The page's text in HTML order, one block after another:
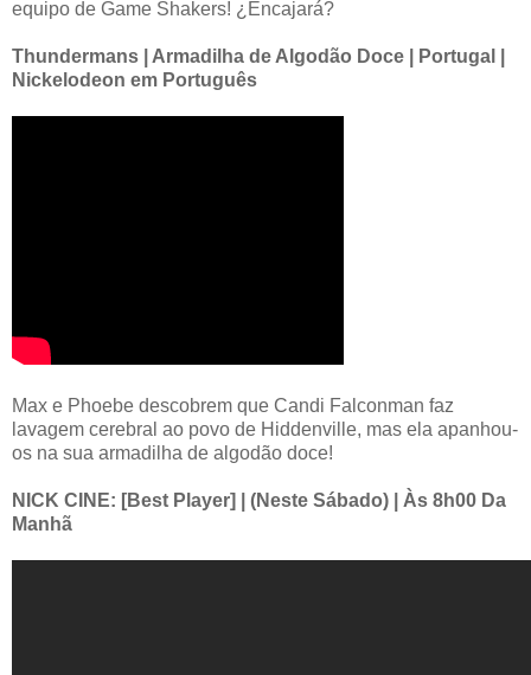
equipo de Game Shakers! ¿Encajará?
Thundermans | Armadilha de Algodão Doce | Portugal |
Nickelodeon em Português
Max e Phoebe descobrem que Candi Falconman faz
lavagem cerebral ao povo de Hiddenville, mas ela apanhou-
os na sua armadilha de algodão doce!
NICK CINE: [Best Player] | (Neste Sábado) | Às 8h00 Da
Manhã